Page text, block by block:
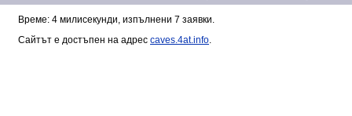
Време: 4 милисекунди, изпълнени 7 заявки.
Сайтът е достъпен на адрес caves.4at.info.